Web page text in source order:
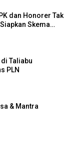
dan Honorer Tak
Skema
Taliabu
PLN
& Mantra